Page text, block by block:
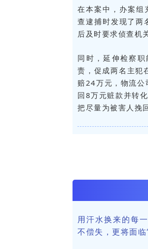
在本案中，办案组
查逮捕时发现了两
后及时要求侦查机
同时，延伸检察
责，促成两名主犯
赔24万元，物流公
回8万元赃款并转
把尽量为被害人挽
用汗水换来的每
不偿失，更将面